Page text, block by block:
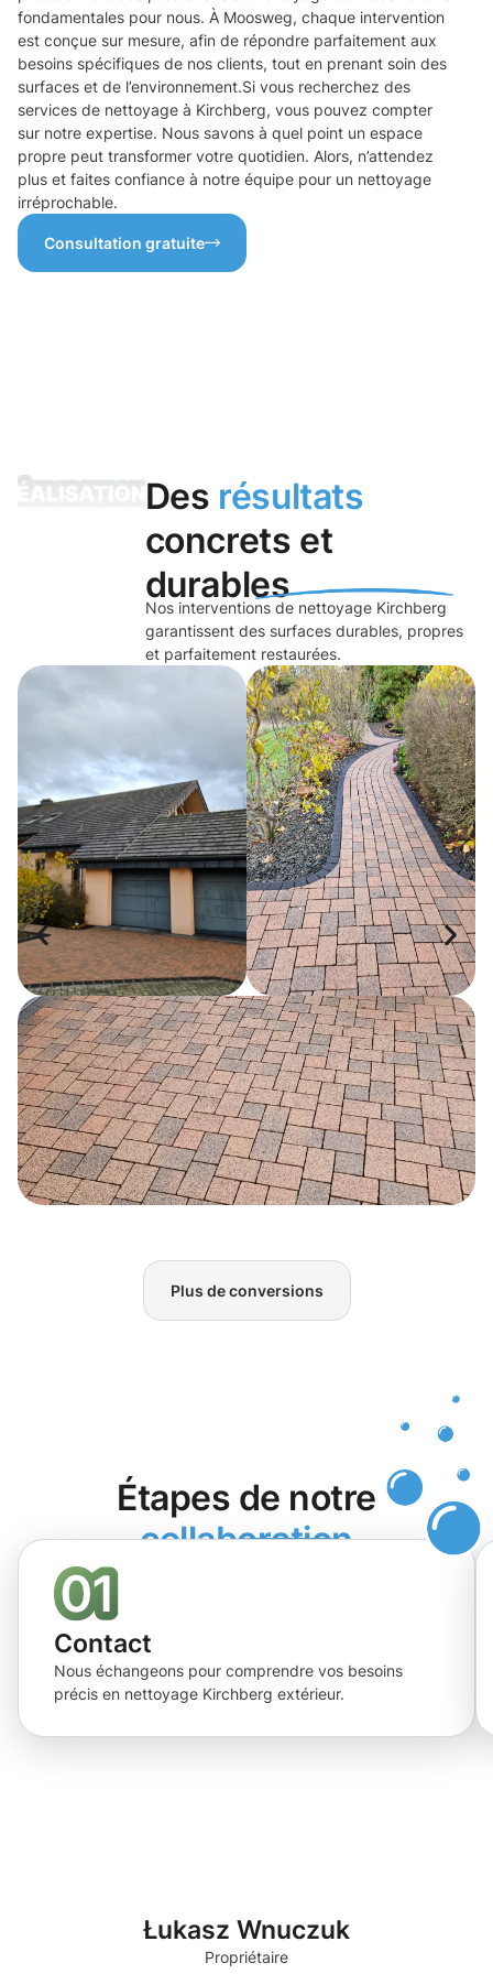
fondamentales pour nous. À Moosweg, chaque intervention
est conçue sur mesure, afin de répondre parfaitement aux
besoins spécifiques de nos clients, tout en prenant soin des
surfaces et de l’environnement.Si vous recherchez des
services de nettoyage à Kirchberg, vous pouvez compter
sur notre expertise. Nous savons à quel point un espace
propre peut transformer votre quotidien. Alors, n’attendez
plus et faites confiance à notre équipe pour un nettoyage
irréprochable.
Consultation gratuite
Des résultats
concrets et
durables
Nos interventions de nettoyage Kirchberg
garantissent des surfaces durables, propres
et parfaitement restaurées.
Plus de conversions
Étapes de notre
collaboration
Contact
Nous échangeons pour comprendre vos besoins
précis en nettoyage Kirchberg extérieur.
Łukasz Wnuczuk
Propriétaire